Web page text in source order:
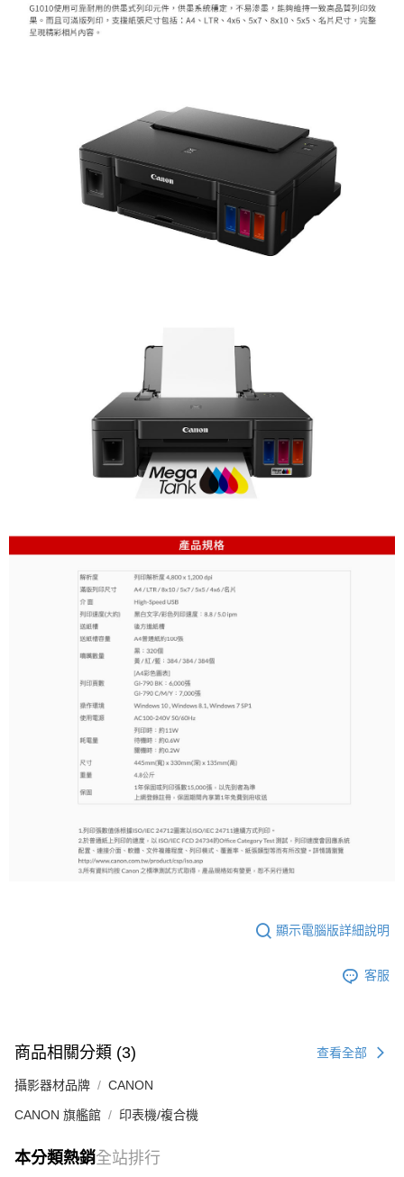
顯示電腦版詳細說明
客服
商品相關分類 (3) 查看全部
攝影器材品牌 CANON
CANON 旗艦館 印表機/複合機
本分類熱銷全站排行